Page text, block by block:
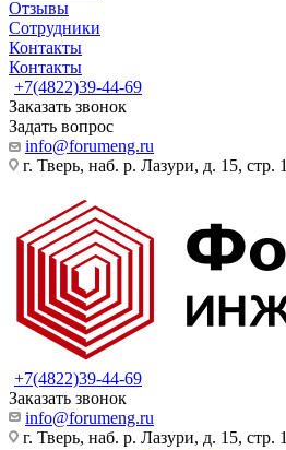
Отзывы
Сотрудники
Контакты
Контакты
+7(4822)39-44-69
Заказать звонок
Задать вопрос
info@forumeng.ru
г. Тверь, наб. р. Лазури, д. 15, стр. 1
+7(4822)39-44-69
Заказать звонок
info@forumeng.ru
г. Тверь, наб. р. Лазури, д. 15, стр. 1